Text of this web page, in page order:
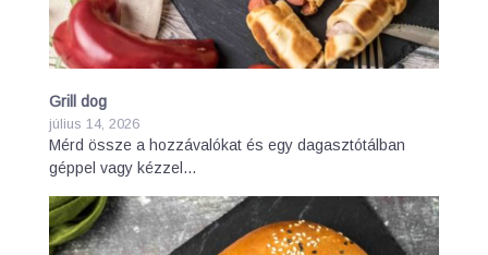
Grill dog
július 14, 2026
Mérd össze a hozzávalókat és egy dagasztótálban
géppel vagy kézzel…